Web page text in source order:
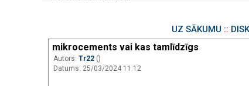
UZ SĀKUMU ::
mikrocements vai kas tamlīdzīgs
Autors: Tr22 ()
Datums: 25/03/2024 11:12